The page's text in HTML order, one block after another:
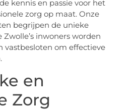
kennis en passie voor het
zorg op maat. Onze
begrijpen de unieke
inwoners worden
vastbesloten om effectieve
en
Zorg